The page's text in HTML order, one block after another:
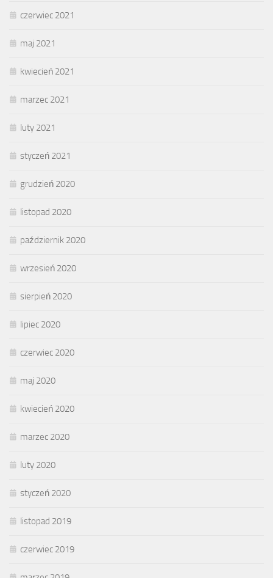
czerwiec 2021
maj 2021
kwiecień 2021
marzec 2021
luty 2021
styczeń 2021
grudzień 2020
listopad 2020
październik 2020
wrzesień 2020
sierpień 2020
lipiec 2020
czerwiec 2020
maj 2020
kwiecień 2020
marzec 2020
luty 2020
styczeń 2020
listopad 2019
czerwiec 2019